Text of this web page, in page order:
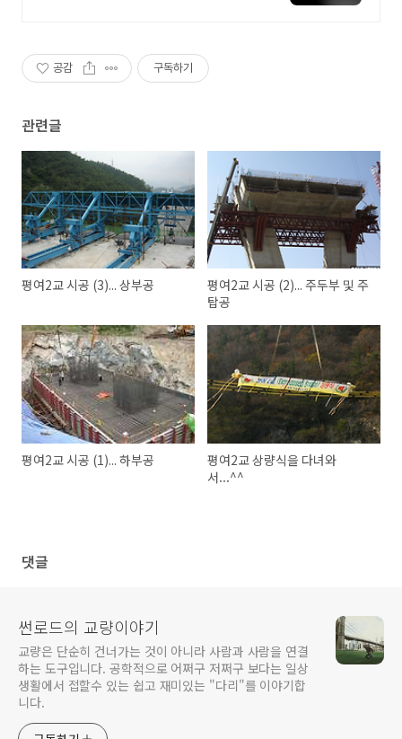
공감 구독하기
관련글
평여2교 시공 (3)... 상부공
평여2교 시공 (2)... 주두부 및 주
탑공
평여2교 시공 (1)... 하부공
평여2교 상량식을 다녀와
서...^^
댓글
썬로드의 교량이야기
교량은 단순히 건너가는 것이 아니라 사람과 사람을 연결
하는 도구입니다. 공학적으로 어쩌구 저쩌구 보다는 일상
생활에서 접할수 있는 쉽고 재미있는 "다리"를 이야기합
니다.